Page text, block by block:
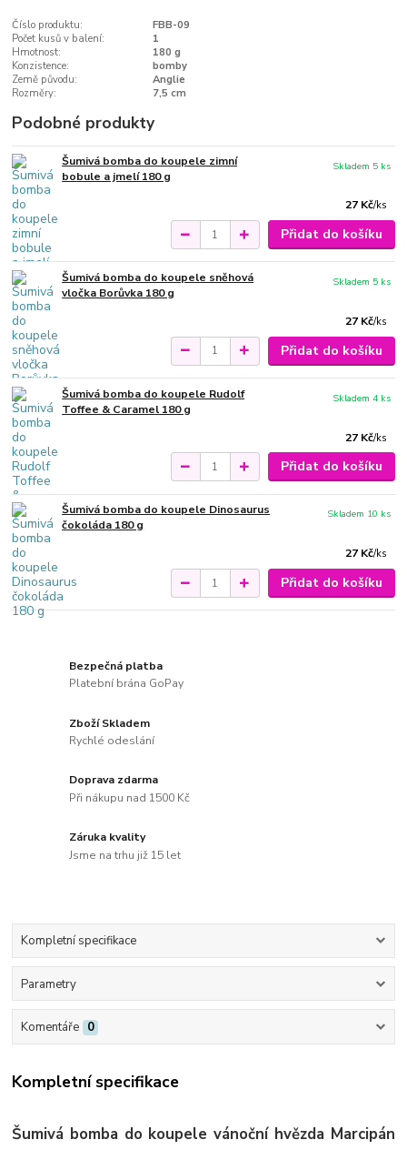
Číslo produktu:
FBB-09
Počet kusů v balení:
1
Hmotnost:
180 g
Konzistence:
bomby
Země původu:
Anglie
Rozměry:
7,5 cm
Podobné produkty
Šumivá bomba do koupele zimní
bobule a jmelí 180 g
27 Kč/ks
Skladem 5 ks
Přidat do košíku
Šumivá bomba do koupele sněhová
vločka Borůvka 180 g
27 Kč/ks
Skladem 5 ks
Přidat do košíku
Šumivá bomba do koupele Rudolf
Toffee & Caramel 180 g
27 Kč/ks
Skladem 4 ks
Přidat do košíku
Šumivá bomba do koupele Dinosaurus
čokoláda 180 g
27 Kč/ks
Skladem 10 ks
Přidat do košíku
Bezpečná platba
Platební brána GoPay
Zboží Skladem
Rychlé odeslání
Doprava zdarma
Při nákupu nad 1500 Kč
Záruka kvality
Jsme na trhu již 15 let
Kompletní specifikace
Parametry
Komentáře 0
Kompletní specifikace
Šumivá bomba do koupele vánoční hvězda Marcipán